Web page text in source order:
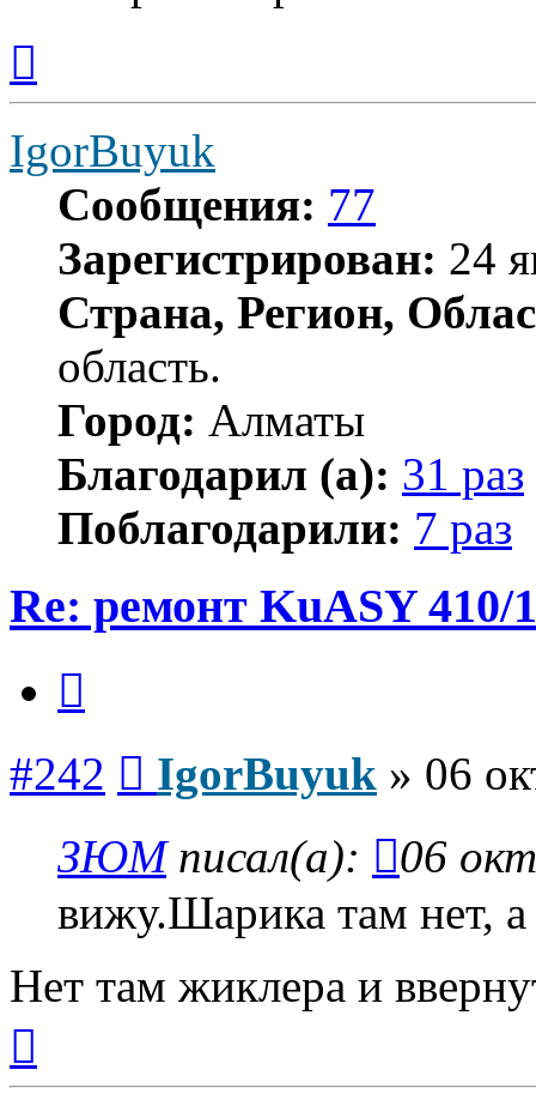
началу
IgorBuyuk
Сообщения: 77
Зарегистрирован: 24
Страна, Регион,
область.
Город: Алматы
Благодарил (а): 31 раз
Поблагодарили: 7 раз
Re: ремонт KuASY 410/
#242 IgorBuyuk » 06
ЗЮМписал(а):
06
вижу.Шарика там нет,
Нет там жиклера и
началу